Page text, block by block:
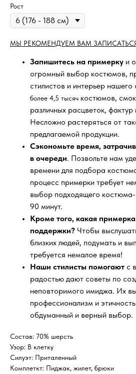
Рост
МЫ РЕКОМЕНДУЕМ ВАМ
Запишитесь на примерку и
огромный выбор костюмов,
стилистов и интерьер нашего
более 4,5 тысяч костюмов,
различных расцветок,
Несложно растеряться от
предлагаемой продукции.
Сэкономьте время,
в очереди. Позвольте нам
времени для подбора
процесс примерки требует
выбор подходящего
90 минут.
Кроме того, какая
поддержки? Чтобы
близких людей, подумать и
требуется немалое время!
Наши стилисты помогают с
радостью дают советы по
неповторимого имиджа. Их
профессионализм и
обдуманный и верный выбор.
Состав: 70% шерсть
Узор: В клетку
Силуэт: Приталенный
Комплеткт: Пиджак, жилет, брюки